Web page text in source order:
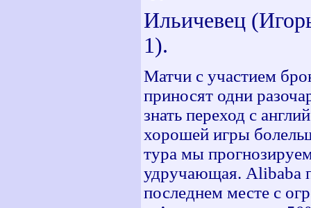
Ильичевец
1).
Матчи с участием
приносят одни
знать переход с
хорошей игры
тура мы
удручающая. Alibaba
последнем месте с